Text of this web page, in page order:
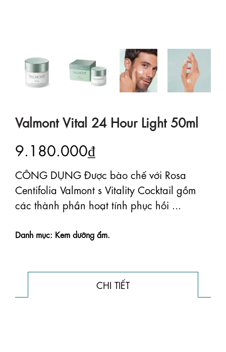
Valmont Vital 24 Hour Light 50ml
9.180.000₫
CÔNG DỤNG Được bào chế với Rosa
Centifolia Valmont s Vitality Cocktail gồm
các thành phần hoạt tính phục hồi ...
Danh mục: Kem dưỡng ẩm.
CHI TIẾT